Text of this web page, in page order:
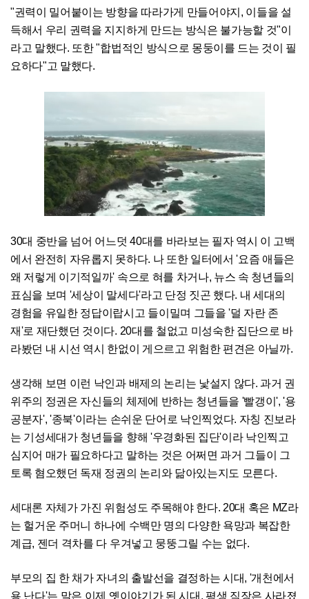
"권력이 밀어붙이는 방향을 따라가게 만들어야지, 이들을 설
득해서 우리 권력을 지지하게 만드는 방식은 불가능할 것"이
라고 말했다. 또한 "합법적인 방식으로 몽둥이를 드는 것이 필
요하다"고 말했다.
30대 중반을 넘어 어느덧 40대를 바라보는 필자 역시 이 고백
에서 완전히 자유롭지 못하다. 나 또한 일터에서 '요즘 애들은
왜 저렇게 이기적일까' 속으로 혀를 차거나, 뉴스 속 청년들의
표심을 보며 '세상이 말세다'라고 단정 짓곤 했다. 내 세대의
경험을 유일한 정답이랍시고 들이밀며 그들을 '덜 자란 존
재'로 재단했던 것이다. 20대를 철없고 미성숙한 집단으로 바
라봤던 내 시선 역시 한없이 게으르고 위험한 편견은 아닐까.
생각해 보면 이런 낙인과 배제의 논리는 낯설지 않다. 과거 권
위주의 정권은 자신들의 체제에 반하는 청년들을 '빨갱이', '용
공분자', '종북'이라는 손쉬운 단어로 낙인찍었다. 자칭 진보라
는 기성세대가 청년들을 향해 '우경화된 집단'이라 낙인찍고
심지어 매가 필요하다고 말하는 것은 어쩌면 과거 그들이 그
토록 혐오했던 독재 정권의 논리와 닮아있는지도 모른다.
세대론 자체가 가진 위험성도 주목해야 한다. 20대 혹은 MZ라
는 헐거운 주머니 하나에 수백만 명의 다양한 욕망과 복잡한
계급, 젠더 격차를 다 우겨넣고 뭉뚱그릴 수는 없다.
부모의 집 한 채가 자녀의 출발선을 결정하는 시대, '개천에서
용 난다'는 말은 이제 옛이야기가 된 시대. 평생 직장은 사라졌